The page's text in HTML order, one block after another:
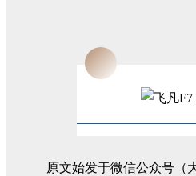
原文始发于微信公众号（